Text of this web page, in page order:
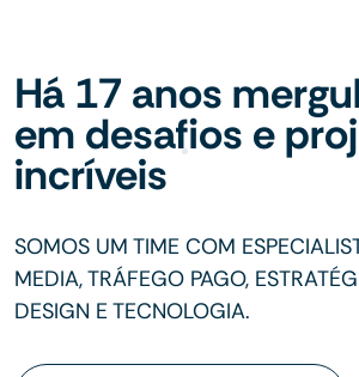
Há 17 anos
em desafios e
incríveis
SOMOS UM TIME COM
MEDIA, TRÁFEGO PAGO,
DESIGN E TECNOLOGIA.